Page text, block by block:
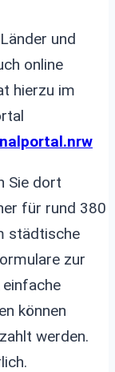
und
online
hierzu im
Sie dort
für rund 380
städtische
zur
können
werden.